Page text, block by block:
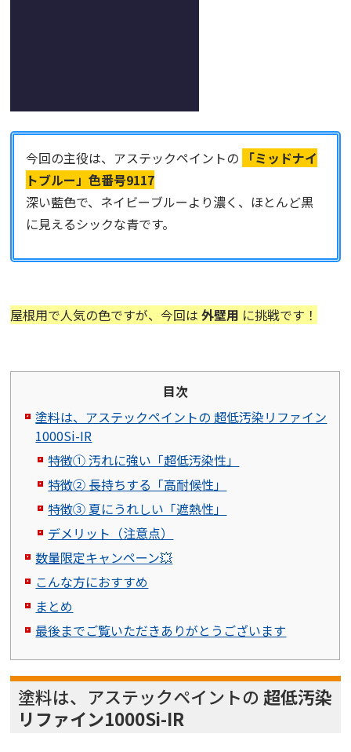
今回の主役は、アステックペイントの
「ミッドナイ
トブルー」色番号9117
深い藍色で、ネイビーブルーより濃く、ほとんど黒
に見えるシックな青です。
屋根用で人気の色ですが、今回は外壁用 に挑戦です！
目次
塗料は、アステックペイントの 超低汚染リファイン
1000Si-IR
特徴① 汚れに強い「超低汚染性」
特徴② 長持ちする「高耐候性」
特徴③ 夏にうれしい「遮熱性」
デメリット（注意点）
数量限定キャンペーン💥
こんな方におすすめ
まとめ
最後までご覧いただきありがとうございます
塗料は、アステックペイントの 超低汚染
リファイン1000Si-IR